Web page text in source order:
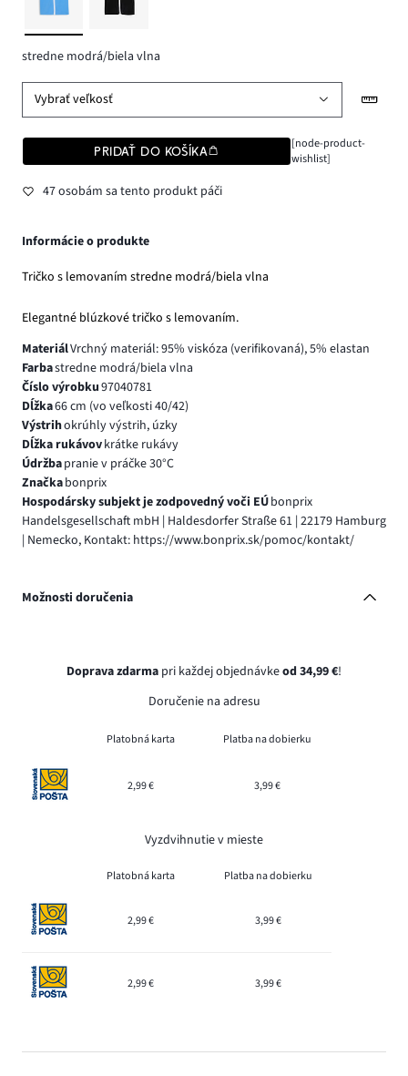
stredne modrá/biela vlna
Vybrať veľkosť
PRIDAŤ DO KOŠÍKA
[node-product-
wishlist]
47 osobám sa tento produkt páči
Informácie o produkte
Tričko s lemovaním stredne modrá/biela vlna
Elegantné blúzkové tričko s lemovaním.
MateriálVrchný materiál: 95% viskóza (verifikovaná), 5% elastan
Farbastredne modrá/biela vlna
Číslo výrobku97040781
Dĺžka66 cm (vo veľkosti 40/42)
Výstrihokrúhly výstrih, úzky
Dĺžka rukávovkrátke rukávy
Údržbapranie v práčke 30°C
Značkabonprix
Hospodársky subjekt je zodpovedný voči EÚbonprix
Handelsgesellschaft mbH | Haldesdorfer Straße 61 | 22179 Hamburg
| Nemecko, Kontakt: https://www.bonprix.sk/pomoc/kontakt/
Možnosti doručenia
Doprava zdarma pri každej objednávkeod 34,99 €!
Doručenie na adresu
Platobná karta Platba na dobierku
2,99 € 3,99 €
Vyzdvihnutie v mieste
Platobná karta Platba na dobierku
2,99 € 3,99 €
2,99 € 3,99 €